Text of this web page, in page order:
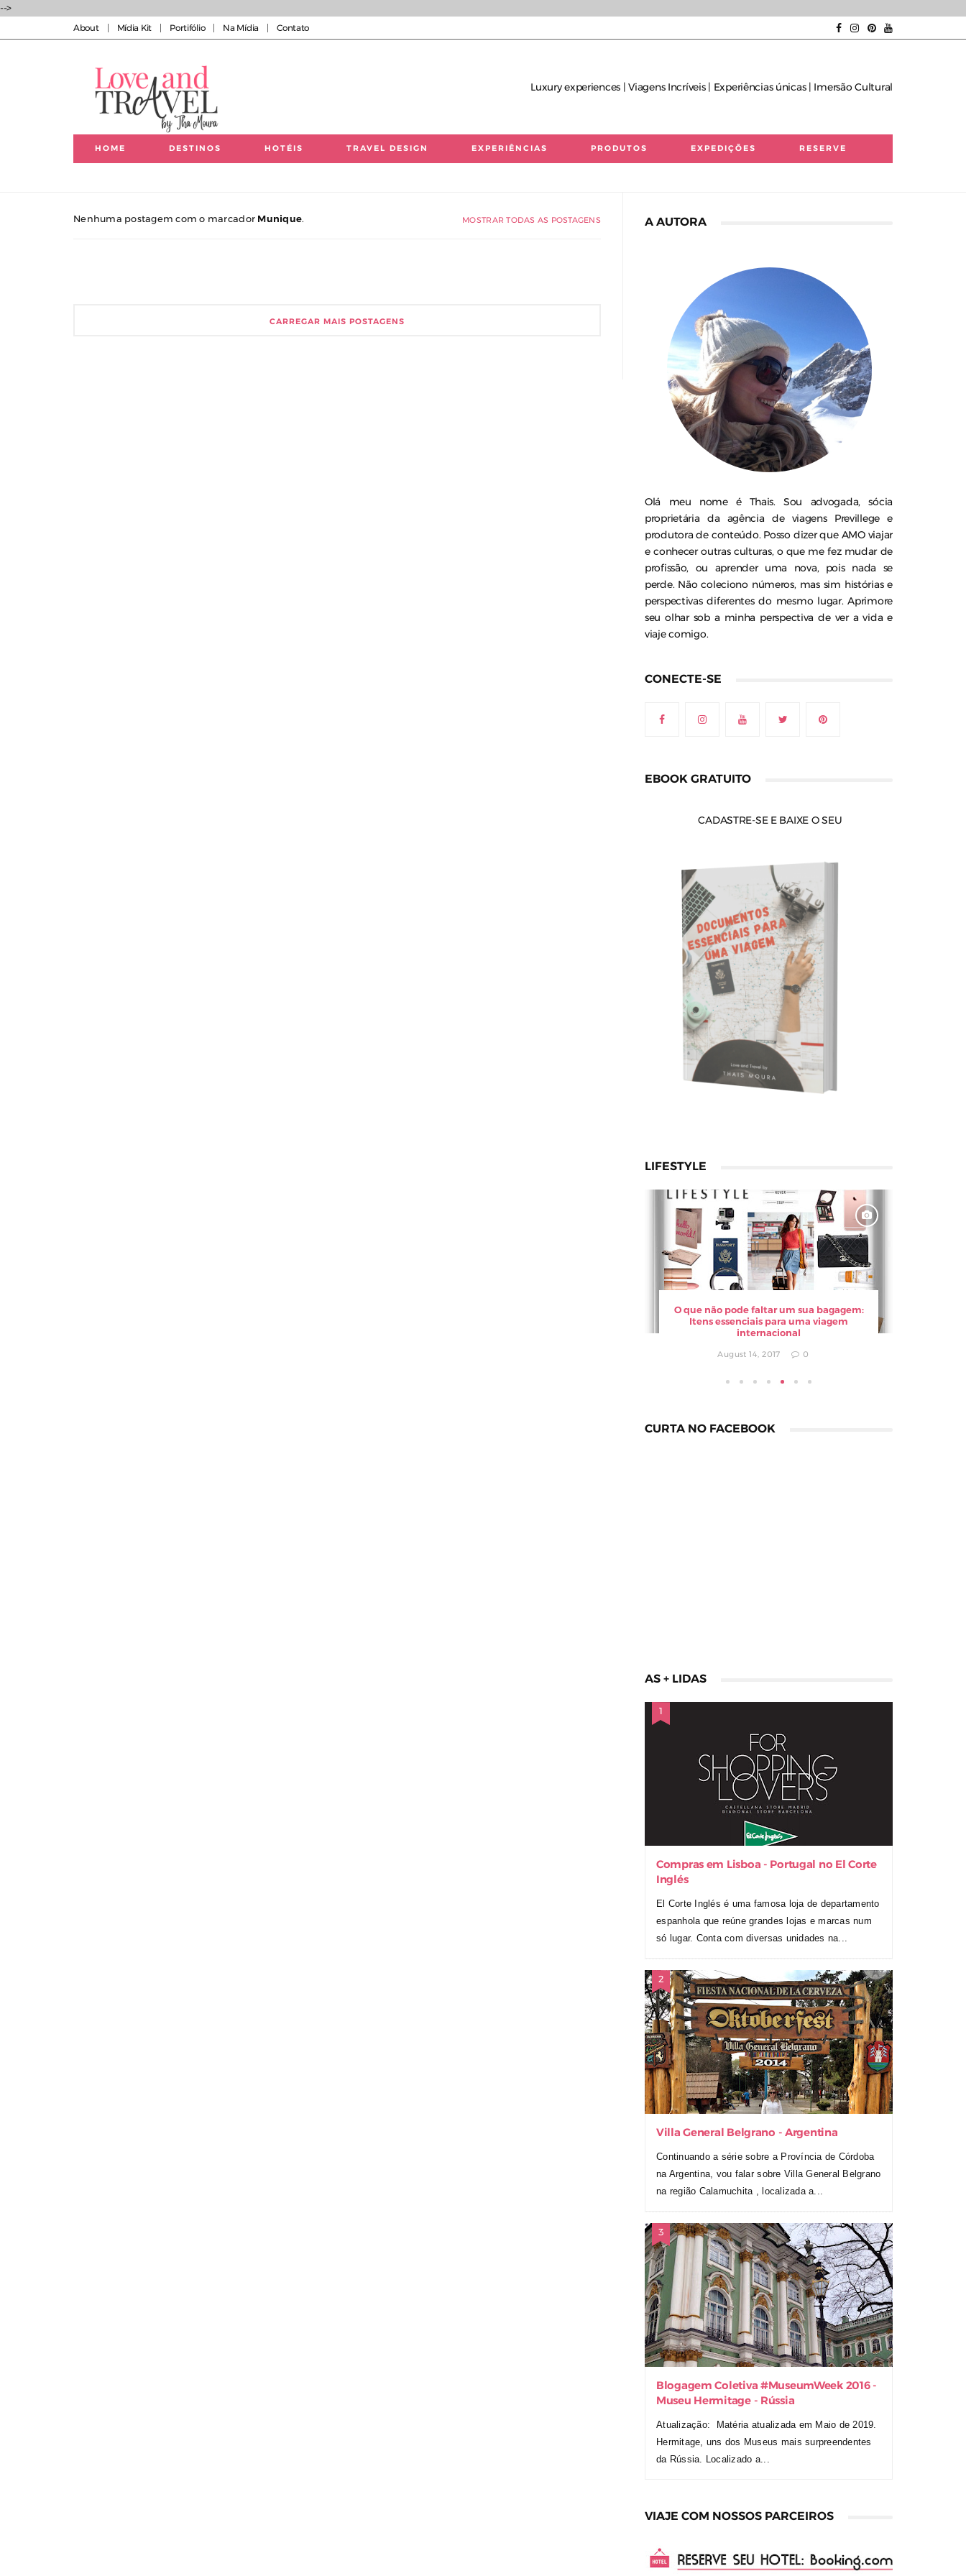
-->
About Mídia Kit Portifólio Na Mídia Contato
Luxury experiences | Viagens Incríveis | Experiências únicas | Imersão Cultural
HOME DESTINOS HOTÉIS TRAVEL DESIGN EXPERIÊNCIAS PRODUTOS EXPEDIÇÕES RESERVE
Nenhuma postagem com o marcador Munique. MOSTRAR TODAS AS POSTAGENS
CARREGAR MAIS POSTAGENS
A AUTORA
Olá meu nome é Thais. Sou advogada, sócia
proprietária da agência de viagens Previllege e
produtora de conteúdo. Posso dizer que AMO viajar
e conhecer outras culturas, o que me fez mudar de
profissão, ou aprender uma nova, pois nada se
perde. Não coleciono números, mas sim histórias e
perspectivas diferentes do mesmo lugar. Aprimore
seu olhar sob a minha perspectiva de ver a vida e
viaje comigo.
CONECTE-SE
EBOOK GRATUITO
CADASTRE-SE E BAIXE O SEU
LIFESTYLE
O que não pode faltar um sua bagagem:
Itens essenciais para uma viagem
internacional
August 14, 2017 0
CURTA NO FACEBOOK
AS + LIDAS
Compras em Lisboa - Portugal no El Corte
Inglés
El Corte Inglés é uma famosa loja de departamento
espanhola que reúne grandes lojas e marcas num
só lugar. Conta com diversas unidades na...
Villa General Belgrano - Argentina
Continuando a série sobre a Província de Córdoba
na Argentina, vou falar sobre Villa General Belgrano
na região Calamuchita , localizada a...
Blogagem Coletiva ‪#‎MuseumWeek‬ 2016 -
Museu Hermitage - Rússia
Atualização: Matéria atualizada em Maio de 2019.
Hermitage, uns dos Museus mais surpreendentes
da Rússia. Localizado a...
VIAJE COM NOSSOS PARCEIROS